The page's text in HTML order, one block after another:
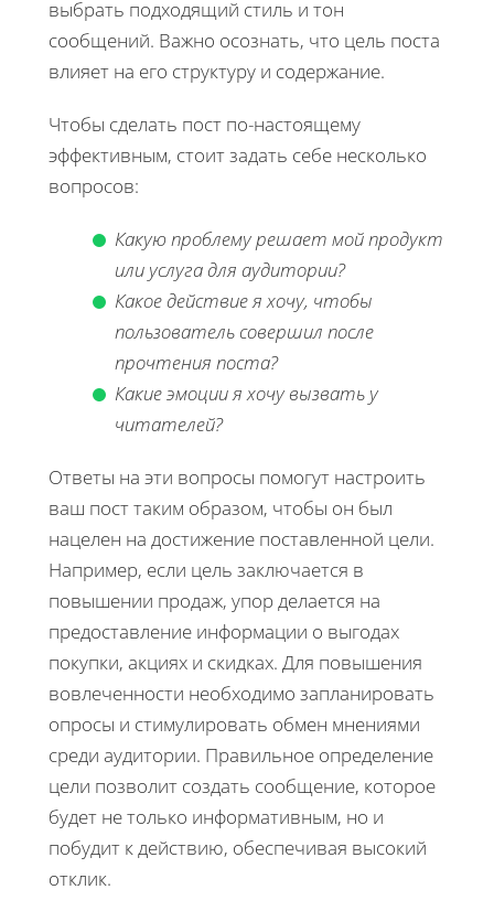
выбрать подходящий стиль и тон
сообщений. Важно осознать, что цель поста
влияет на его структуру и содержание.
Чтобы сделать пост по-настоящему
эффективным, стоит задать себе несколько
вопросов:
Какую проблему решает мой продукт
или услуга для аудитории?
Какое действие я хочу, чтобы
пользователь совершил после
прочтения поста?
Какие эмоции я хочу вызвать у
читателей?
Ответы на эти вопросы помогут настроить
ваш пост таким образом, чтобы он был
нацелен на достижение поставленной цели.
Например, если цель заключается в
повышении продаж, упор делается на
предоставление информации о выгодах
покупки, акциях и скидках. Для повышения
вовлеченности необходимо запланировать
опросы и стимулировать обмен мнениями
среди аудитории. Правильное определение
цели позволит создать сообщение, которое
будет не только информативным, но и
побудит к действию, обеспечивая высокий
отклик.